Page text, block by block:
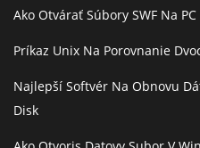
Ako Otvárať Súbory SWF Na PC
Príkaz Unix Na Porovnanie
Najlepší Softvér Na Obnovu
Disk